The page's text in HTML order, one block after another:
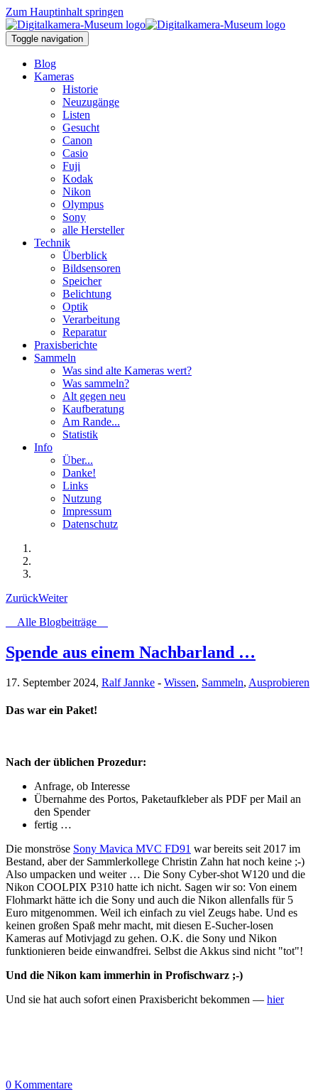
Zum Hauptinhalt springen
Toggle navigation
Blog
Kameras
Historie
Neuzugänge
Listen
Gesucht
Canon
Casio
Fuji
Kodak
Nikon
Olympus
Sony
alle Hersteller
Technik
Überblick
Bildsensoren
Speicher
Belichtung
Optik
Verarbeitung
Reparatur
Praxisberichte
Sammeln
Was sind alte Kameras wert?
Was sammeln?
Alt gegen neu
Kaufberatung
Am Rande...
Statistik
Info
Über...
Danke!
Links
Nutzung
Impressum
Datenschutz
ZurückWeiter
Alle Blogbeiträge
Spende aus einem Nachbarland …
17. September 2024, Ralf Jannke - Wissen, Sammeln, Ausprobieren
Das war ein Paket!
Nach der üblichen Prozedur:
Anfrage, ob Interesse
Übernahme des Portos, Paketaufkleber als PDF per Mail an
den Spender
fertig …
Die monströse Sony Mavica MVC FD91 war bereits seit 2017 im
Bestand, aber der Sammlerkollege Christin Zahn hat noch keine ;-)
Also umpacken und weiter … Die Sony Cyber-shot W120 und die
Nikon COOLPIX P310 hatte ich nicht. Sagen wir so: Von einem
Flohmarkt hätte ich die Sony und auch die Nikon allenfalls für 5
Euro mitgenommen. Weil ich einfach zu viel Zeugs habe. Und es
keinen großen Spaß mehr macht, mit diesen E-Sucher-losen
Kameras auf Motivjagd zu gehen. O.K. die Sony und Nikon
funktionieren beide einwandfrei. Selbst die Akkus sind nicht "tot"!
Und die Nikon kam immerhin in Profischwarz ;-)
Und sie hat auch sofort einen Praxisbericht bekommen — hier
0 Kommentare